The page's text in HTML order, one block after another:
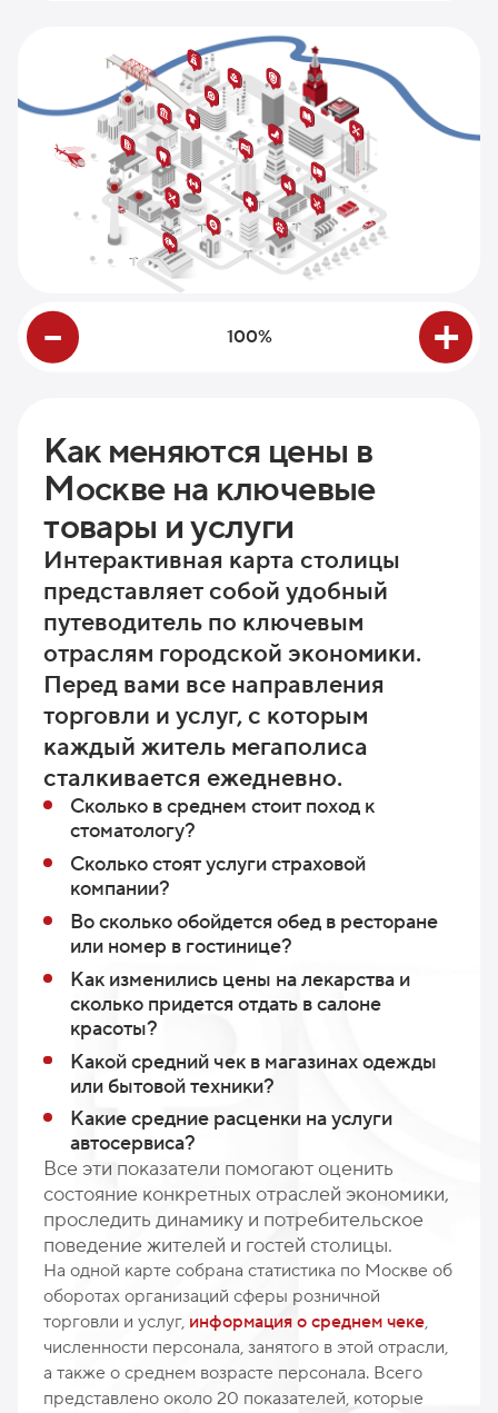
+
100%
-
Как меняются цены в
Москве на ключевые
товары и услуги
Интерактивная карта столицы
представляет собой удобный
путеводитель по ключевым
отраслям городской экономики.
Перед вами все направления
торговли и услуг, с которым
каждый житель мегаполиса
сталкивается ежедневно.
Сколько в среднем стоит поход к
стоматологу?
Сколько стоят услуги страховой
компании?
Во сколько обойдется обед в ресторане
или номер в гостинице?
Как изменились цены на лекарства и
сколько придется отдать в салоне
красоты?
Какой средний чек в магазинах одежды
или бытовой техники?
Какие средние расценки на услуги
автосервиса?
Все эти показатели помогают оценить
состояние конкретных отраслей экономики,
проследить динамику и потребительское
поведение жителей и гостей столицы.
На одной карте собрана статистика по Москве об
оборотах организаций сферы розничной
торговли и услуг, информация о среднем чеке,
численности персонала, занятого в этой отрасли,
а также о среднем возрасте персонала. Всего
представлено около 20 показателей, которые